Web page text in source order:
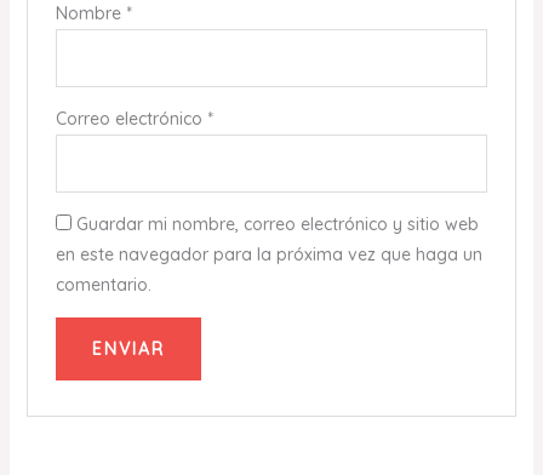
Nombre *
Correo electrónico *
Guardar mi nombre, correo electrónico y sitio web
en este navegador para la próxima vez que haga un
comentario.